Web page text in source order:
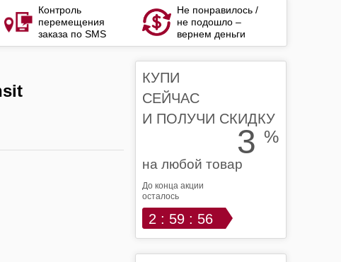
Контроль
перемещения
заказа по SMS
Не понравилось /
не подошло –
вернем деньги
КУПИ
СЕЙЧАС
И ПОЛУЧИ СКИДКУ
3 %
на любой товар
До конца акции
осталось
2 : 59 : 56